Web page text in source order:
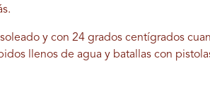
y con 24 grados centígrados
llenos de agua y batallas con